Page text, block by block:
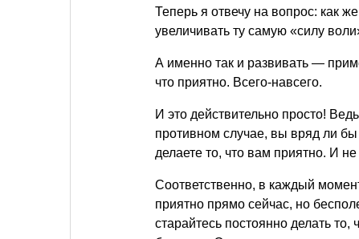
Теперь я отвечу на вопрос: как
увеличивать ту самую «силу
А именно так и развивать —
что приятно. Всего-навсего.
И это действительно просто!
противном случае, вы вряд ли бы
делаете то, что вам приятно. И
Соответственно, в каждый
приятно прямо сейчас, но
старайтесь постоянно делать